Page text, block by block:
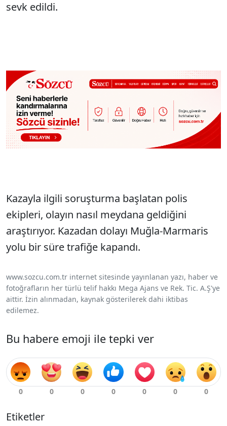
sevk edildi.
Kazayla ilgili soruşturma başlatan polis
ekipleri, olayın nasıl meydana geldiğini
araştırıyor. Kazadan dolayı Muğla-Marmaris
yolu bir süre trafiğe kapandı.
www.sozcu.com.tr internet sitesinde yayınlanan yazı, haber ve
fotoğrafların her türlü telif hakkı Mega Ajans ve Rek. Tic. A.Ş'ye
aittir. İzin alınmadan, kaynak gösterilerek dahi iktibas
edilemez.
Bu habere emoji ile tepki ver
Etiketler